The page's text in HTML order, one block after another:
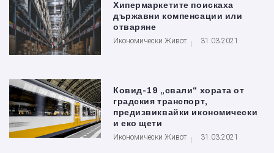
Хипермаркетите поискаха
държавни компенсации или
отваряне
Икономически Живот 31.03.2021
Ковид-19 „свали“ хората от
градския транспорт,
предизвиквайки икономически
и еко щети
Икономически Живот 31.03.2021